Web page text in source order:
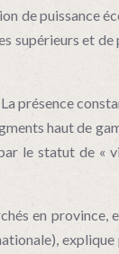
de puissance
supérieurs et
présence
haut de
le statut de «
en province,